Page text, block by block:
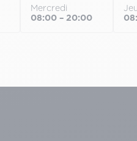
Mercredi
08:00 – 20:00